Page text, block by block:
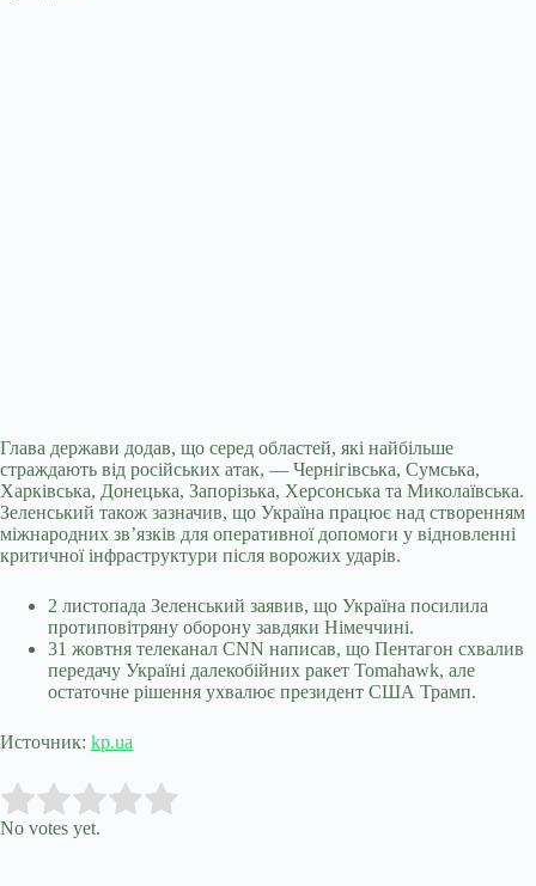
Глава держави додав, що серед областей, які найбільше
страждають від російських атак, — Чернігівська, Сумська,
Харківська, Донецька, Запорізька, Херсонська та Миколаївська.
Зеленський також зазначив, що Україна працює над створенням
міжнародних зв’язків для оперативної допомоги у відновленні
критичної інфраструктури після ворожих ударів.
2 листопада Зеленський заявив, що Україна посилила
протиповітряну оборону завдяки Німеччині.
31 жовтня телеканал CNN написав, що Пентагон схвалив
передачу Україні далекобійних ракет Tomahawk, але
остаточне рішення ухвалює президент США Трамп.
Источник: kp.ua
Rate this item:
No votes yet.